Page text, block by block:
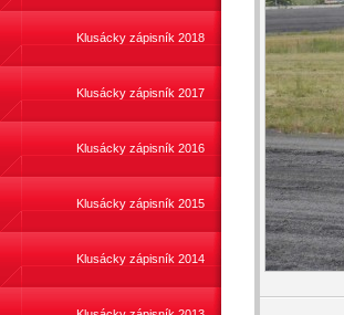
Klusácky zápisník 2018
Klusácky zápisník 2017
Klusácky zápisník 2016
Klusácky zápisník 2015
Klusácky zápisník 2014